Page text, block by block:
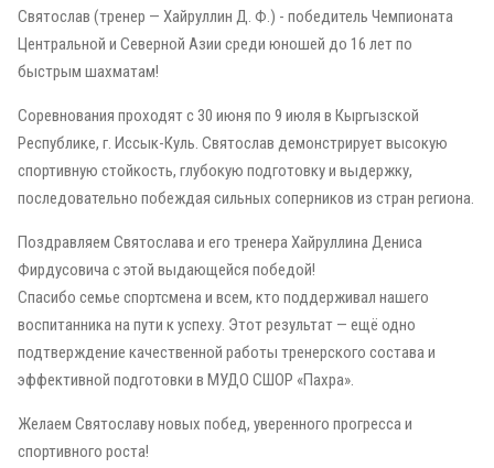
Святослав (тренер — Хайруллин Д. Ф.) - победитель Чемпионата
Центральной и Северной Азии среди юношей до 16 лет по
быстрым шахматам!
Соревнования проходят с 30 июня по 9 июля в Кыргызской
Республике, г. Иссык-Куль. Святослав демонстрирует высокую
спортивную стойкость, глубокую подготовку и выдержку,
последовательно побеждая сильных соперников из стран региона.
Поздравляем Святослава и его тренера Хайруллина Дениса
Фирдусовича с этой выдающейся победой!
Спасибо семье спортсмена и всем, кто поддерживал нашего
воспитанника на пути к успеху. Этот результат — ещё одно
подтверждение качественной работы тренерского состава и
эффективной подготовки в МУДО СШОР «Пахра».
Желаем Святославу новых побед, уверенного прогресса и
спортивного роста!